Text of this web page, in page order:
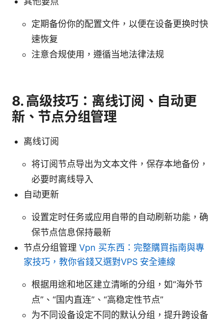
定期备份你的配置文件，以便在设备更换时快
速恢复
注意合规使用，遵循当地法律法规
8. 高级技巧：离线订阅、自动更
新、节点分组管理
离线订阅
将订阅节点导出为文本文件，保存本地备份，
必要时离线导入
自动更新
设置定时任务或应用自带的自动刷新功能，确
保节点信息保持最新
节点分组管理 Vpn 买东西：完整購買指南與專
家技巧，教你省錢又選對VPS 安全連線
根据用途和地区建立清晰的分组，如“海外节
点”、“国内直连”、“高稳定性节点”
为不同设备设定不同的默认分组，提升跨设备